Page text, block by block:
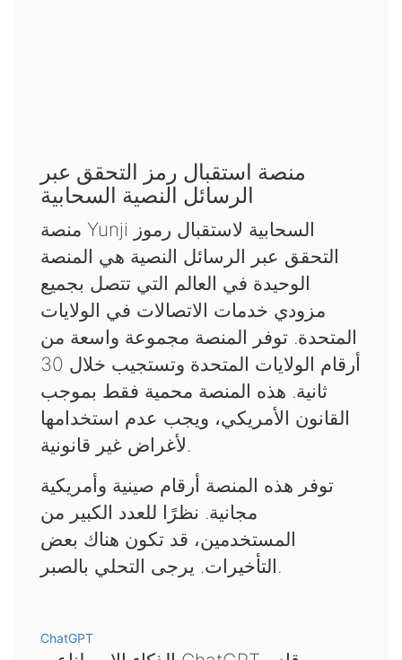
منصة استقبال رمز التحقق عبر
الرسائل النصية السحابية
منصة Yunji السحابية لاستقبال رموز
التحقق عبر الرسائل النصية هي المنصة
الوحيدة في العالم التي تتصل بجميع
مزودي خدمات الاتصالات في الولايات
المتحدة. توفر المنصة مجموعة واسعة من
أرقام الولايات المتحدة وتستجيب خلال 30
ثانية. هذه المنصة محمية فقط بموجب
القانون الأمريكي، ويجب عدم استخدامها
لأغراض غير قانونية.
توفر هذه المنصة أرقام صينية وأمريكية
مجانية. نظرًا للعدد الكبير من
المستخدمين، قد تكون هناك بعض
التأخيرات. يرجى التحلي بالصبر.
ChatGPT